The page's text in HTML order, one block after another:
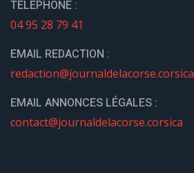
TÉLÉPHONE :
04 95 28 79 41
EMAIL REDACTION :
redaction@journaldelacorse.corsica
EMAIL ANNONCES LÉGALES :
contact@journaldelacorse.corsica